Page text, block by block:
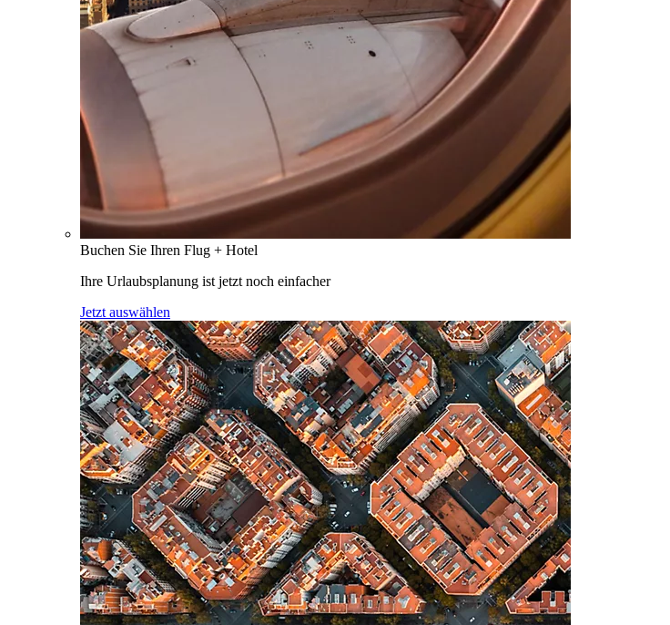
Buchen Sie Ihren Flug + Hotel
Ihre Urlaubsplanung ist jetzt noch einfacher
Jetzt auswählen